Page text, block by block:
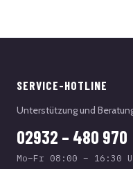
SERVICE-HOTLINE
Unterstützung und
02932 – 480 970
Mo–Fr 08:00 – 16:30